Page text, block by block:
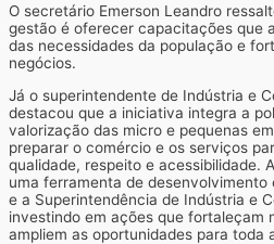
O secretário Emerson Leandro
gestão é oferecer capacitações que
das necessidades da população e
negócios.
Já o superintendente de Indústria e
destacou que a iniciativa integra a
valorização das micro e pequenas
preparar o comércio e os serviços
qualidade, respeito e acessibilidade.
uma ferramenta de desenvolvimento
e a Superintendência de Indústria e
investindo em ações que fortaleçam
ampliem as oportunidades para toda